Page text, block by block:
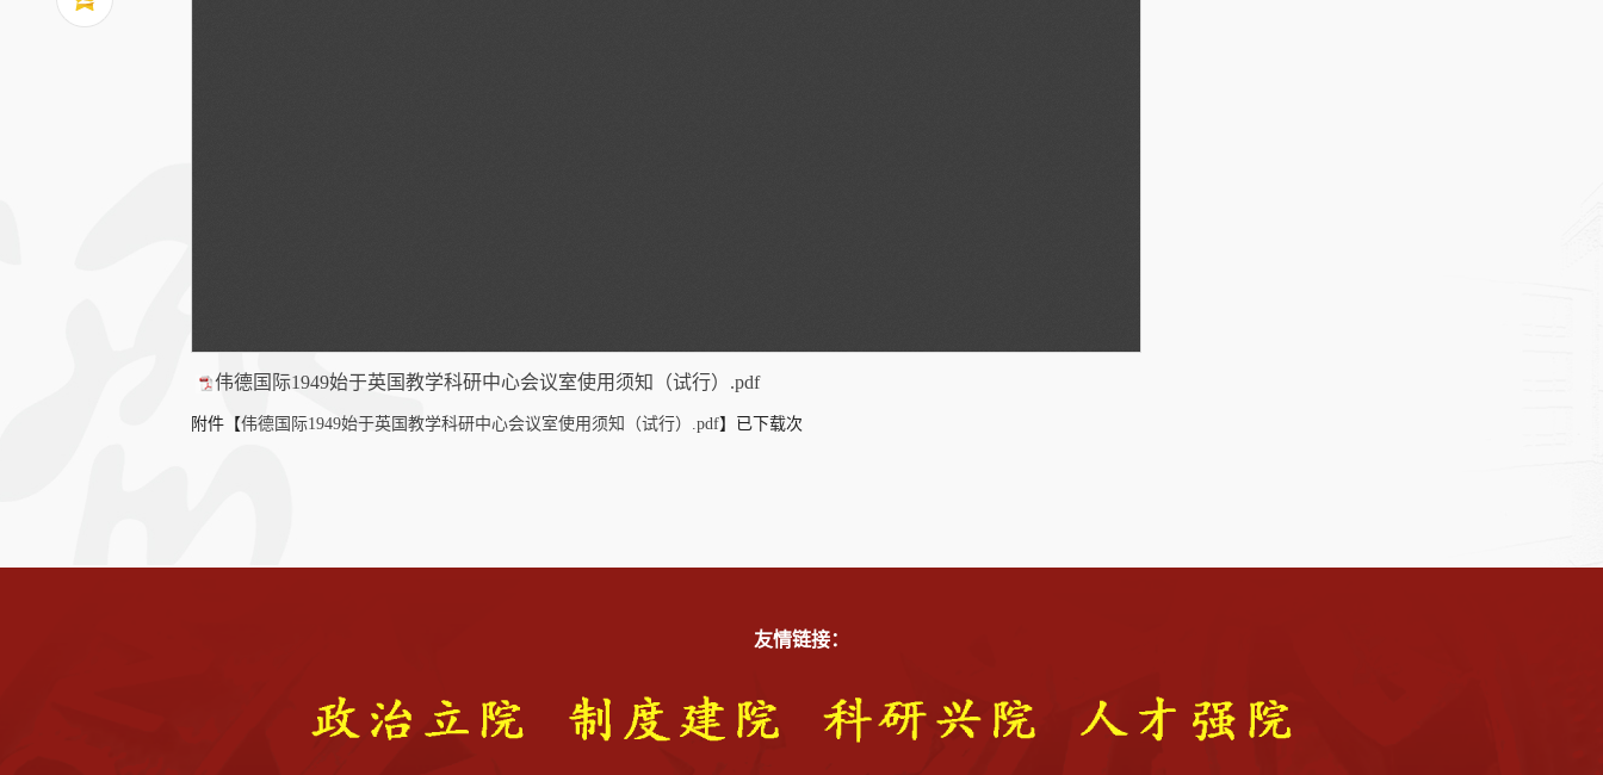
伟德国际1949始于英国教学科研中心会议室使用须知（试行）.pdf
附件【伟德国际1949始于英国教学科研中心会议室使用须知（试行）.pdf】已下载次
友情链接：